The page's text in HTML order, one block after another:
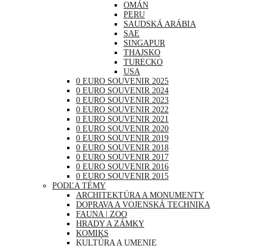
OMÁN
PERU
SAUDSKÁ ARÁBIA
SAE
SINGAPUR
THAJSKO
TURECKO
USA
0 EURO SOUVENIR 2025
0 EURO SOUVENIR 2024
0 EURO SOUVENIR 2023
0 EURO SOUVENIR 2022
0 EURO SOUVENIR 2021
0 EURO SOUVENIR 2020
0 EURO SOUVENIR 2019
0 EURO SOUVENIR 2018
0 EURO SOUVENIR 2017
0 EURO SOUVENIR 2016
0 EURO SOUVENIR 2015
PODĽA TÉMY
ARCHITEKTÚRA A MONUMENTY
DOPRAVA A VOJENSKÁ TECHNIKA
FAUNA | ZOO
HRADY A ZÁMKY
KOMIKS
KULTÚRA A UMENIE